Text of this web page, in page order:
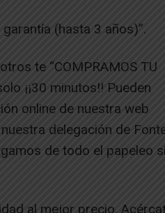
(hasta 3 años)”.
te “COMPRAMOS TU
¡¡30 minutos!! Pueden
online de nuestra web
delegación de
de todo el papeleo
al mejor precio.